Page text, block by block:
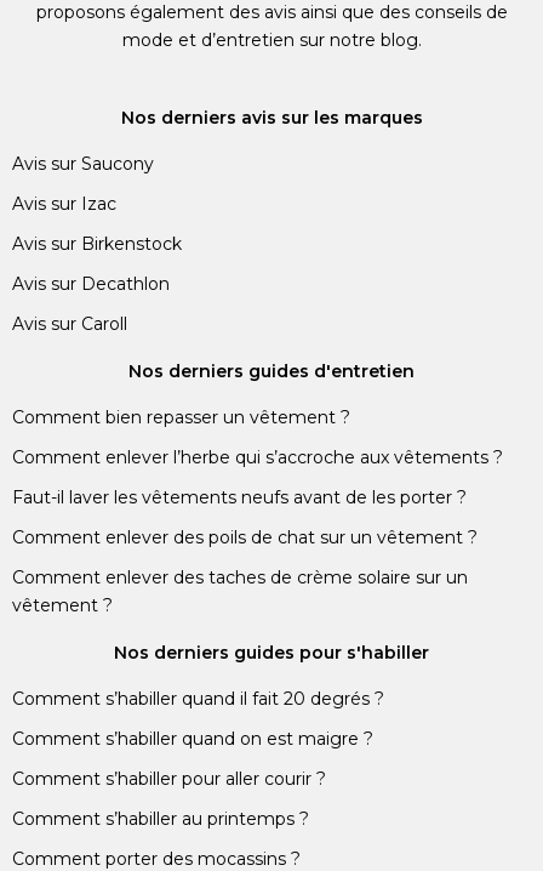
proposons également des avis ainsi que des conseils de
mode et d’entretien sur notre blog.
Nos derniers avis sur les marques
Avis sur Saucony
Avis sur Izac
Avis sur Birkenstock
Avis sur Decathlon
Avis sur Caroll
Nos derniers guides d'entretien
Comment bien repasser un vêtement ?
Comment enlever l’herbe qui s’accroche aux vêtements ?
Faut-il laver les vêtements neufs avant de les porter ?
Comment enlever des poils de chat sur un vêtement ?
Comment enlever des taches de crème solaire sur un
vêtement ?
Nos derniers guides pour s'habiller
Comment s’habiller quand il fait 20 degrés ?
Comment s’habiller quand on est maigre ?
Comment s’habiller pour aller courir ?
Comment s’habiller au printemps ?
Comment porter des mocassins ?